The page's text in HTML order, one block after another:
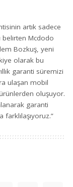
artık sadece
belirten Mcdodo
Bozkuş, yeni
olarak bu
garanti süremizi
ulaşan mobil
oluşuyor.
garanti